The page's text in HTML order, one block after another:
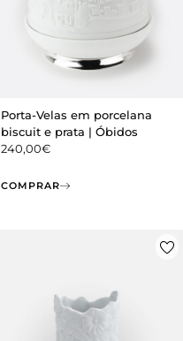
Porta-Velas em porcelana
biscuit e prata | Óbidos
240,00€
COMPRAR